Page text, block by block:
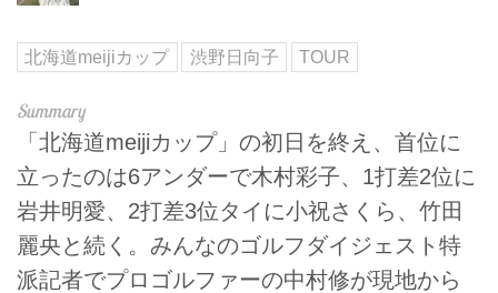
北海道meijiカップ 渋野日向子 TOUR
「北海道meijiカップ」の初日を終え、首位に
立ったのは6アンダーで木村彩子、1打差2位に
岩井明愛、2打差3位タイに小祝さくら、竹田
麗央と続く。みんなのゴルフダイジェスト特
派記者でプロゴルファーの中村修が現地から